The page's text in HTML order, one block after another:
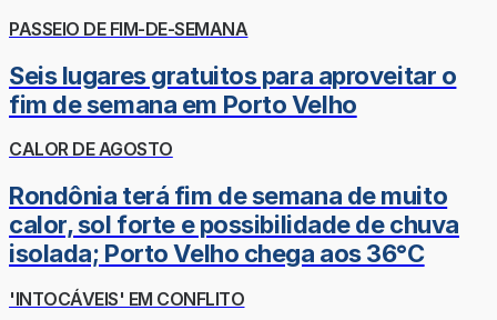
PASSEIO DE FIM-DE-SEMANA
Seis lugares gratuitos para aproveitar o
fim de semana em Porto Velho
CALOR DE AGOSTO
Rondônia terá fim de semana de muito
calor, sol forte e possibilidade de chuva
isolada; Porto Velho chega aos 36°C
'INTOCÁVEIS' EM CONFLITO